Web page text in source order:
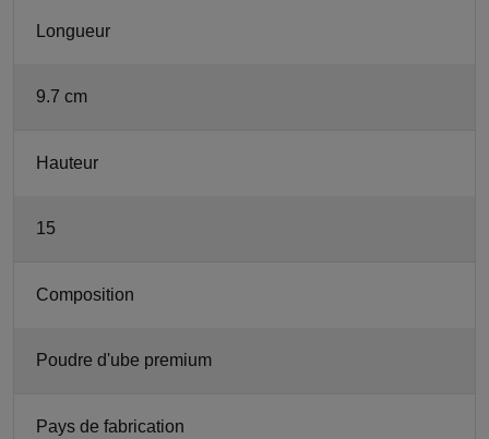
Longueur
9.7 cm
Hauteur
15
Composition
Poudre d'ube premium
Pays de fabrication